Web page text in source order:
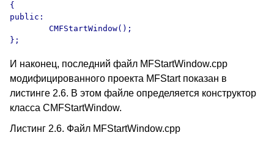
{
public:
И наконец, последний файл MFStartWindow.cpp
модифицированного проекта MFStart показан в
листинге 2.6. В этом файле определяется конструктор
класса CMFStartWindow.
Листинг 2.6. Файл MFStartWindow.cpp